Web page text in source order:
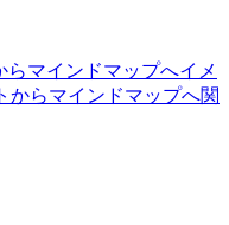
らマインドマップへイメ
からマインドマップへ関